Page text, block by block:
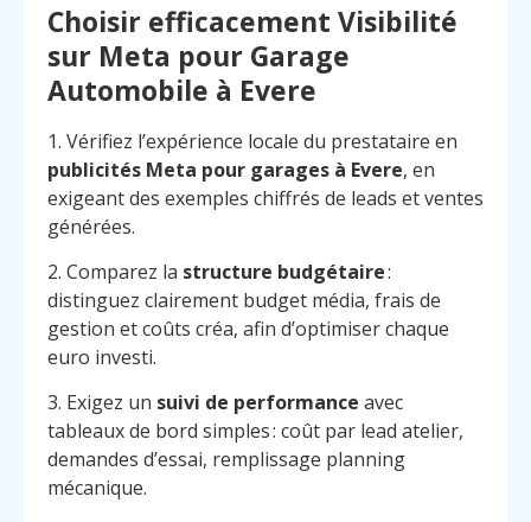
Choisir efficacement Visibilité
sur Meta pour Garage
Automobile à Evere
1. Vérifiez l’expérience locale du prestataire en
publicités Meta pour garages à Evere, en
exigeant des exemples chiffrés de leads et ventes
générées.
2. Comparez la structure budgétaire:
distinguez clairement budget média, frais de
gestion et coûts créa, afin d’optimiser chaque
euro investi.
3. Exigez un suivi de performance avec
tableaux de bord simples : coût par lead atelier,
demandes d’essai, remplissage planning
mécanique.